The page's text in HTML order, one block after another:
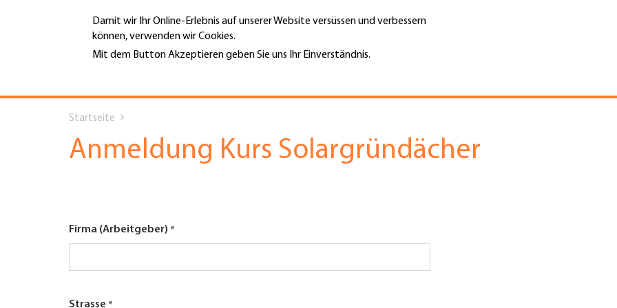
Damit wir Ihr Online-Erlebnis auf unserer Website versüssen und verbessern
können, verwenden wir Cookies.
Mit dem Button Akzeptieren geben Sie uns Ihr Einverständnis.
Hauptnavigation
PORTRÄT
DIENSTLEISTUNGEN
MENÜ
Top
Menu
Jobs &
You
are
Startseite
Anmeldung Kurs Solargründächer
Firma (Arbeitgeber)
Strasse